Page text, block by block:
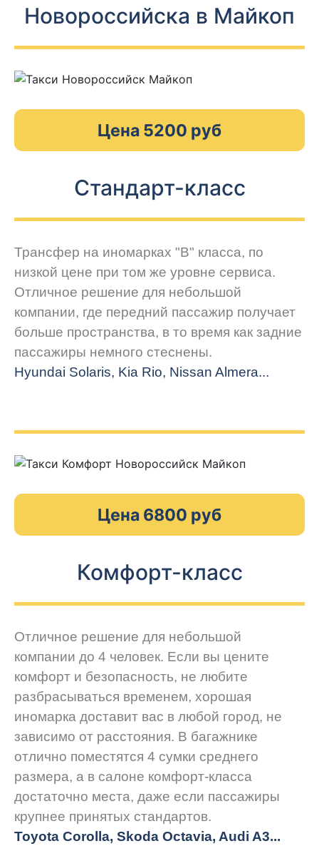
Новороссийска в Майкоп
Цена 5200 руб
Стандарт-класс
Трансфер на иномарках "В" класса, по
низкой цене при том же уровне сервиса.
Отличное решение для небольшой
компании, где передний пассажир получает
больше пространства, в то время как задние
пассажиры немного стеснены.
Hyundai Solaris, Kia Rio, Nissan Almera...
Цена 6800 руб
Комфорт-класс
Отличное решение для небольшой
компании до 4 человек. Если вы цените
комфорт и безопасность, не любите
разбрасываться временем, хорошая
иномарка доставит вас в любой город, не
зависимо от расстояния. В багажнике
отлично поместятся 4 сумки среднего
размера, а в салоне комфорт-класса
достаточно места, даже если пассажиры
крупнее принятых стандартов.
Toyota Corolla, Skoda Octavia, Audi A3...